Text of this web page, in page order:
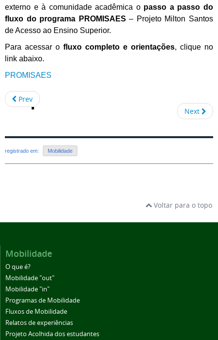
externo e à comunidade acadêmica o passo a passo do
fluxo do programa PROMISAES – Projeto Milton Santos
de Acesso ao Ensino Superior.
Para acessar o fluxo completo e orientações, clique no
link abaixo.
PROMISAES
Prev
Next
registrado em: Mobilidade
Voltar para o topo
Mobilidade
O que é?
Mobilidade "out"
Mobilidade "in"
Programas de Mobilidade
Fluxos de Mobilidade
Relatos de experiências
Projeto Acolhida dos estudantes